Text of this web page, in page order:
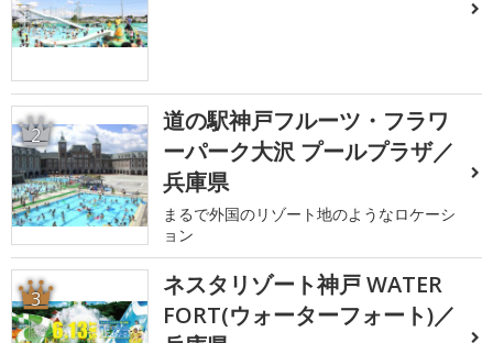
2
道の駅神戸フルーツ・フラワ
ーパーク大沢 プールプラザ／
兵庫県
まるで外国のリゾート地のようなロケーシ
ョン
3
ネスタリゾート神戸 WATER
FORT(ウォーターフォート)／